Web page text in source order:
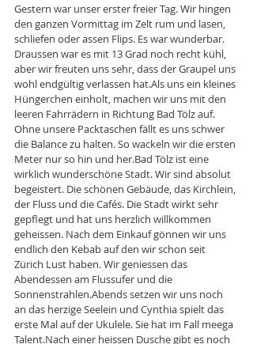
Gestern war unser erster freier Tag. Wir hingen
den ganzen Vormittag im Zelt rum und lasen,
schliefen oder assen Flips. Es war wunderbar.
Draussen war es mit 13 Grad noch recht kühl,
aber wir freuten uns sehr, dass der Graupel uns
wohl endgültig verlassen hat.Als uns ein kleines
Hüngerchen einholt, machen wir uns mit den
leeren Fahrrädern in Richtung Bad Tölz auf.
Ohne unsere Packtaschen fällt es uns schwer
die Balance zu halten. So wackeln wir die ersten
Meter nur so hin und her.Bad Tölz ist eine
wirklich wunderschöne Stadt. Wir sind absolut
begeistert. Die schönen Gebäude, das Kirchlein,
der Fluss und die Cafés. Die Stadt wirkt sehr
gepflegt und hat uns herzlich willkommen
geheissen. Nach dem Einkauf gönnen wir uns
endlich den Kebab auf den wir schon seit
Zürich Lust haben. Wir geniessen das
Abendessen am Flussufer und die
Sonnenstrahlen.Abends setzen wir uns noch
an das herzige Seelein und Cynthia spielt das
erste Mal auf der Ukulele. Sie hat im Fall meega
Talent.Nach einer heissen Dusche gibt es noch